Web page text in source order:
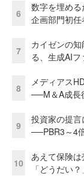
6
数字を埋め
企画部門初任
7
カイゼンの
る、生成AI
8
メディアス
──M＆A成長
9
投資家の提言
──PBR3～4
10
あえて保険
「どうだい